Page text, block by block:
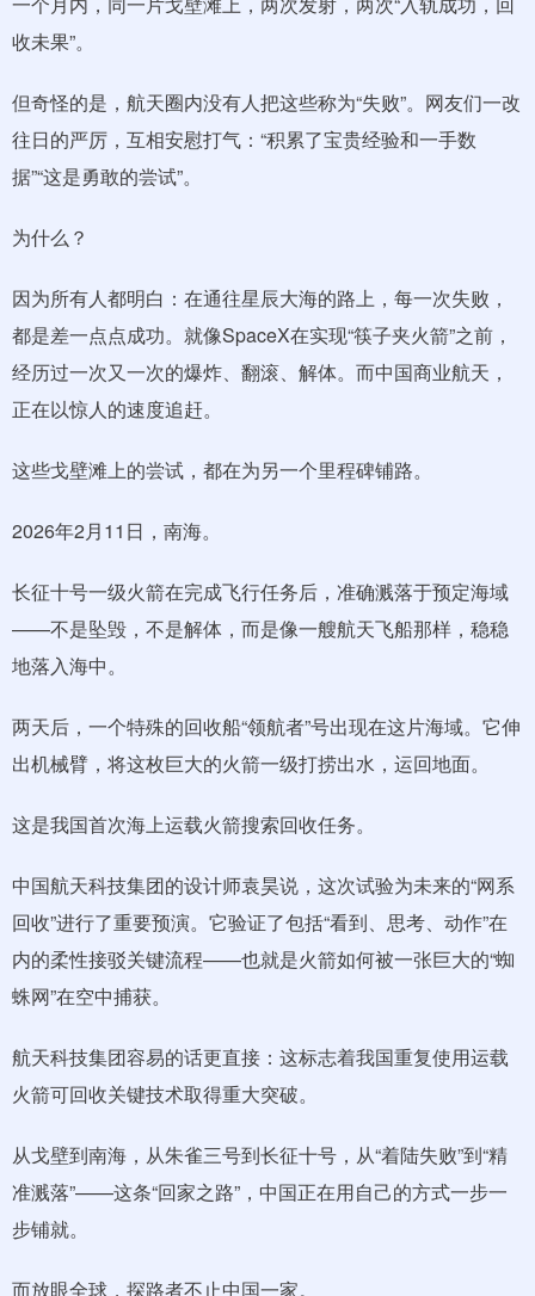
收未果”。
但奇怪的是，航天圈内没有人把这些称为“失败”。网友们一改
往日的严厉，互相安慰打气：“积累了宝贵经验和一手数
据”“这是勇敢的尝试”。
为什么？
因为所有人都明白：在通往星辰大海的路上，每一次失败，
都是差一点点成功。就像SpaceX在实现“筷子夹火箭”之前，
经历过一次又一次的爆炸、翻滚、解体。而中国商业航天，
正在以惊人的速度追赶。
这些戈壁滩上的尝试，都在为另一个里程碑铺路。
2026年2月11日，南海。
长征十号一级火箭在完成飞行任务后，准确溅落于预定海域
——不是坠毁，不是解体，而是像一艘航天飞船那样，稳稳
地落入海中。
两天后，一个特殊的回收船“领航者”号出现在这片海域。它伸
出机械臂，将这枚巨大的火箭一级打捞出水，运回地面。
这是我国首次海上运载火箭搜索回收任务。
中国航天科技集团的设计师袁昊说，这次试验为未来的“网系
回收”进行了重要预演。它验证了包括“看到、思考、动作”在
内的柔性接驳关键流程——也就是火箭如何被一张巨大的“蜘
蛛网”在空中捕获。
航天科技集团容易的话更直接：这标志着我国重复使用运载
火箭可回收关键技术取得重大突破。
从戈壁到南海，从朱雀三号到长征十号，从“着陆失败”到“精
准溅落”——这条“回家之路”，中国正在用自己的方式一步一
步铺就。
而放眼全球，探路者不止中国一家。